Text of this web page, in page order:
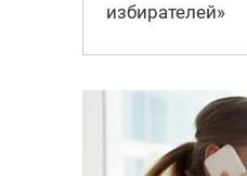
избирателей»